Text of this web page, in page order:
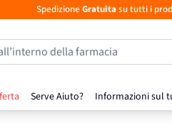
Spedizione Gratuita su tutti i
Serve Aiuto? Informazioni sul
della farmacia